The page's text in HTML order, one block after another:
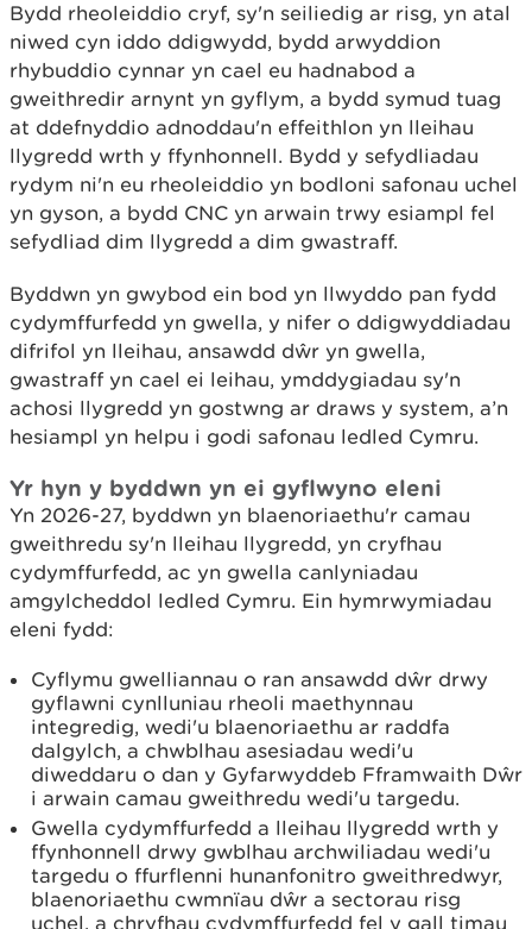
Bydd rheoleiddio cryf, sy'n seiliedig ar risg, yn atal
niwed cyn iddo ddigwydd, bydd arwyddion
rhybuddio cynnar yn cael eu hadnabod a
gweithredir arnynt yn gyflym, a bydd symud tuag
at ddefnyddio adnoddau'n effeithlon yn lleihau
llygredd wrth y ffynhonnell. Bydd y sefydliadau
rydym ni'n eu rheoleiddio yn bodloni safonau uchel
yn gyson, a bydd CNC yn arwain trwy esiampl fel
sefydliad dim llygredd a dim gwastraff.
Byddwn yn gwybod ein bod yn llwyddo pan fydd
cydymffurfedd yn gwella, y nifer o ddigwyddiadau
difrifol yn lleihau, ansawdd dŵr yn gwella,
gwastraff yn cael ei leihau, ymddygiadau sy'n
achosi llygredd yn gostwng ar draws y system, a’n
hesiampl yn helpu i godi safonau ledled Cymru.
Yr hyn y byddwn yn ei gyflwyno eleni
Yn 2026-27, byddwn yn blaenoriaethu'r camau
gweithredu sy'n lleihau llygredd, yn cryfhau
cydymffurfedd, ac yn gwella canlyniadau
amgylcheddol ledled Cymru. Ein hymrwymiadau
eleni fydd:
Cyflymu gwelliannau o ran ansawdd dŵr drwy
gyflawni cynlluniau rheoli maethynnau
integredig, wedi'u blaenoriaethu ar raddfa
dalgylch, a chwblhau asesiadau wedi'u
diweddaru o dan y Gyfarwyddeb Fframwaith Dŵr
i arwain camau gweithredu wedi'u targedu.
Gwella cydymffurfedd a lleihau llygredd wrth y
ffynhonnell drwy gwblhau archwiliadau wedi'u
targedu o ffurflenni hunanfonitro gweithredwyr,
blaenoriaethu cwmnïau dŵr a sectorau risg
uchel, a chryfhau cydymffurfedd fel y gall timau